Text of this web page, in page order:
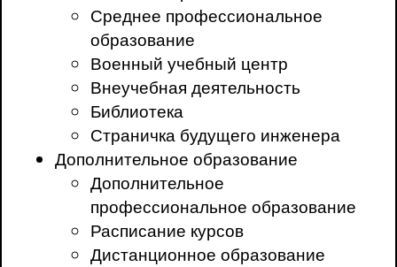
Среднее профессиональное
образование
Военный учебный центр
Внеучебная деятельность
Библиотека
Страничка будущего инженера
Дополнительное образование
Дополнительное
профессиональное образование
Расписание курсов
Дистанционное образование